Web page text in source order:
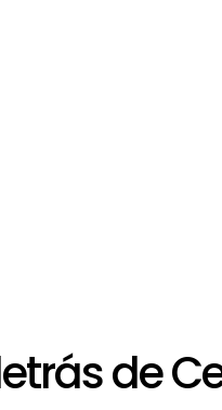
de